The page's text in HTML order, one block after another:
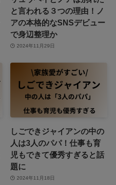
と言われる３つの理由！ノ
アの本格的なSNSデビュー
で身辺整理か
2024年11月29日
しごできジャイアンの中の
人は3人のパパ！仕事も育
児もできて優秀すぎると話
題に
2024年11月18日